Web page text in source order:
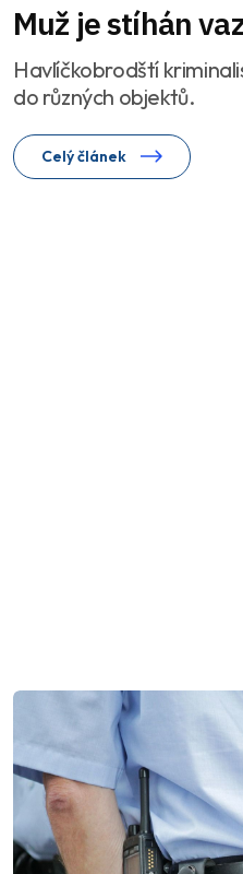
Muž je stíhán
Havlíčkobrodští
do různých objektů.
Celý článek